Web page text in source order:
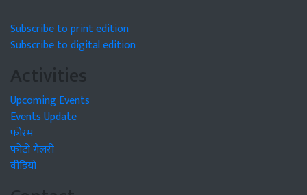
Subscribe to print edition
Subscribe to digital edition
Activities
Upcoming Events
Events Update
फोरम
फोटो गैलरी
वीडियो